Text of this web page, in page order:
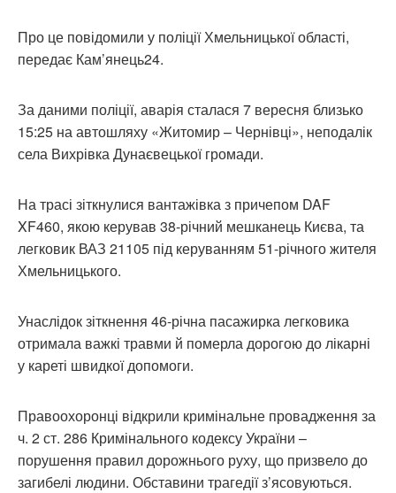
Про це повідомили у поліції Хмельницької області,
передає Кам’янець24.
За даними поліції, аварія сталася 7 вересня близько
15:25 на автошляху «Житомир – Чернівці», неподалік
села Вихрівка Дунаєвецької громади.
На трасі зіткнулися вантажівка з причепом DAF
XF460, якою керував 38-річний мешканець Києва, та
легковик ВАЗ 21105 під керуванням 51-річного жителя
Хмельницького.
Унаслідок зіткнення 46-річна пасажирка легковика
отримала важкі травми й померла дорогою до лікарні
у кареті швидкої допомоги.
Правоохоронці відкрили кримінальне провадження за
ч. 2 ст. 286 Кримінального кодексу України –
порушення правил дорожнього руху, що призвело до
загибелі людини. Обставини трагедії з’ясовуються.